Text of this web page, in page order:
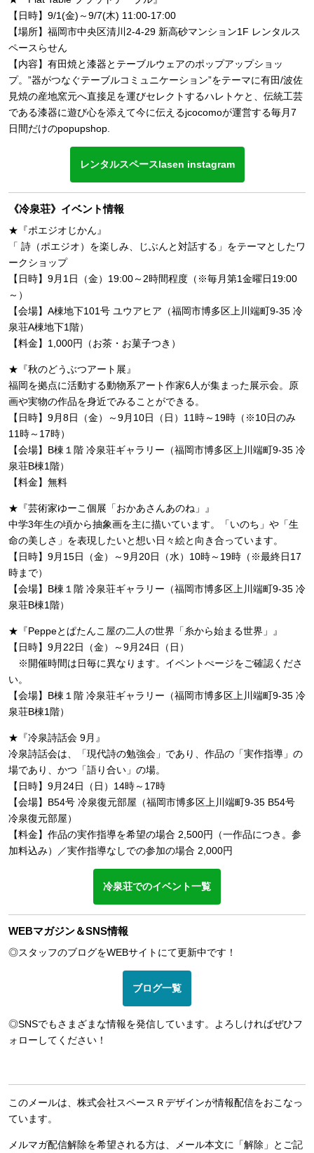
【日時】9/1(金)～9/7(木) 11:00-17:00
【場所】福岡市中央区清川2-4-29 新高砂マンション1F レンタルス
ペースらせん
【内容】有田焼と漆器とテーブルウェアのポップアップショッ
プ。”器がつなぐテーブルコミュニケーション”をテーマに有田/波佐
見焼の産地窯元へ直接足を運びセレクトするハレトケと、伝統工芸
である漆器に遊び心を添えて今に伝えるjcocomoが運営する毎月7
日間だけのpopupshop.
レンタルスペースlasen instagram
《冷泉荘》イベント情報
★『ポエジオじかん』
「 詩（ポエジオ）を楽しみ、じぶんと対話する」をテーマとしたワ
ークショップ
【日時】9月1日（金）19:00～2時間程度（※毎月第1金曜日19:00
～）
【会場】A棟地下101号 ユウアヒア（福岡市博多区上川端町9-35 冷
泉荘A棟地下1階）
【料金】1,000円（お茶・お菓子つき）
★『秋のどうぶつアート展』
福岡を拠点に活動する動物系アート作家6人が集まった展示会。原
画や実物の作品を身近でみることができる。
【日時】9月8日（金）～9月10日（日）11時～19時（※10日のみ
11時～17時）
【会場】B棟１階 冷泉荘ギャラリー（福岡市博多区上川端町9-35 冷
泉荘B棟1階）
【料金】無料
★『芸術家ゆーこ個展「おかあさんあのね」』
中学3年生の頃から抽象画を主に描いています。「いのち」や「生
命の美しさ」を表現したいと想い日々絵と向き合っています。
【日時】9月15日（金）～9月20日（水）10時～19時（※最終日17
時まで）
【会場】B棟１階 冷泉荘ギャラリー（福岡市博多区上川端町9-35 冷
泉荘B棟1階）
★『Peppeとぱたんこ屋の二人の世界「糸から始まる世界」』
【日時】9月22日（金）～9月24日（日）
※開催時間は日毎に異なります。イベントぺージをご確認くださ
い。
【会場】B棟１階 冷泉荘ギャラリー（福岡市博多区上川端町9-35 冷
泉荘B棟1階）
★『冷泉詩話会 9月』
冷泉詩話会は、「現代詩の勉強会」であり、作品の「実作指導」の
場であり、かつ「語り合い」の場。
【日時】9月24日（日）14時～17時
【会場】B54号 冷泉復元部屋（福岡市博多区上川端町9-35 B54号
冷泉復元部屋）
【料金】作品の実作指導を希望の場合 2,500円（一作品につき。参
加料込み）／実作指導なしでの参加の場合 2,000円
冷泉荘でのイベント一覧
WEBマガジン＆SNS情報
◎スタッフのブログをWEBサイトにて更新中です！
ブログ一覧
◎SNSでもさまざまな情報を発信しています。よろしければぜひフ
ォローしてください！
このメールは、株式会社スペースＲデザインが情報配信をおこなっ
ています。
メルマガ配信解除を希望される方は、メール本文に「解除」とご記